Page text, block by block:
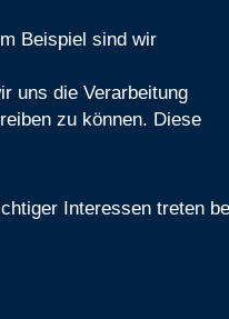
Beispiel sind wir
uns die Verarbeitung
zu können. Diese
Interessen treten